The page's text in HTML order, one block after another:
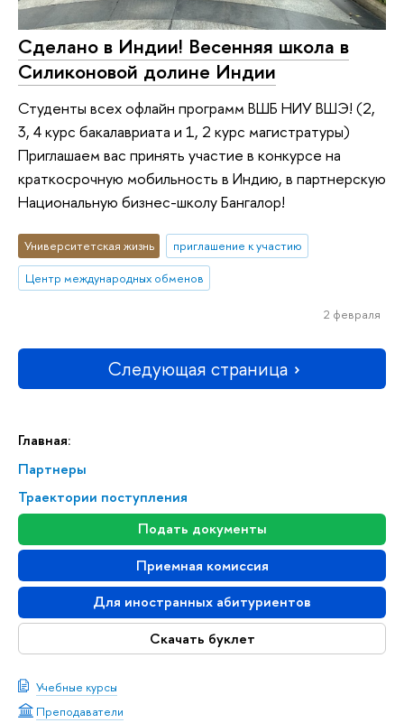
Главная:
Партнеры
Траектории поступления
Подать документы
Приемная комиссия
Для иностранных абитуриентов
Скачать буклет
Учебные курсы
Преподаватели
Сделано в Индии! Весенняя школа в
Силиконовой долине Индии
Студенты всех офлайн программ ВШБ НИУ ВШЭ! (2,
3, 4 курс бакалавриата и 1, 2 курс магистратуры)
Приглашаем вас принять участие в конкурсе на
краткосрочную мобильность в Индию, в партнерскую
Национальную бизнес-школу Бангалор!
Университетская жизнь
приглашение к участию
Центр международных обменов
2 февраля
Следующая страница